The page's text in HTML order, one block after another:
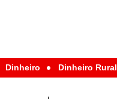
Dinheiro Dinheiro Rural